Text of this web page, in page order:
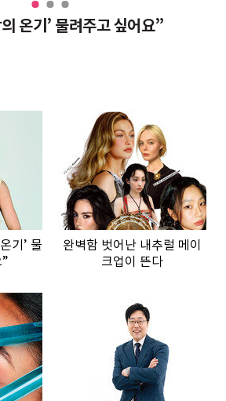
온기’ 물려주고 싶어요”
기’ 물
완벽함 벗어난 내추럴 메이
크업이 뜬다